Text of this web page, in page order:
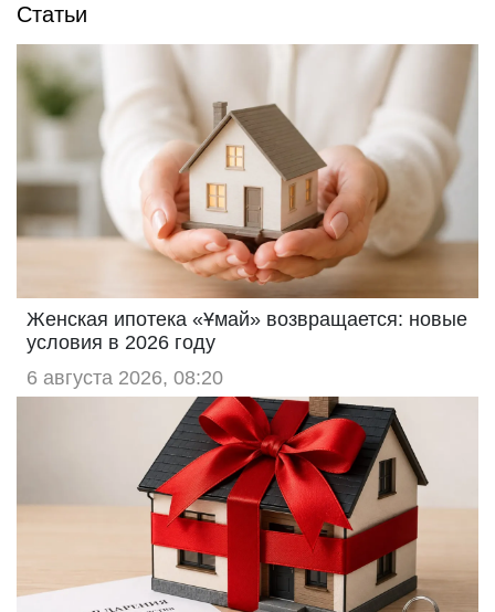
Статьи
Женская ипотека «Ұмай» возвращается: новые
условия в 2026 году
6 августа 2026, 08:20